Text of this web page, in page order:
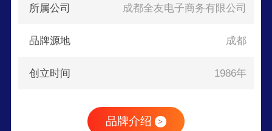
所属公司 成都全友电子商务有限公司
品牌源地 成都
创立时间 1986年
品牌介绍 >